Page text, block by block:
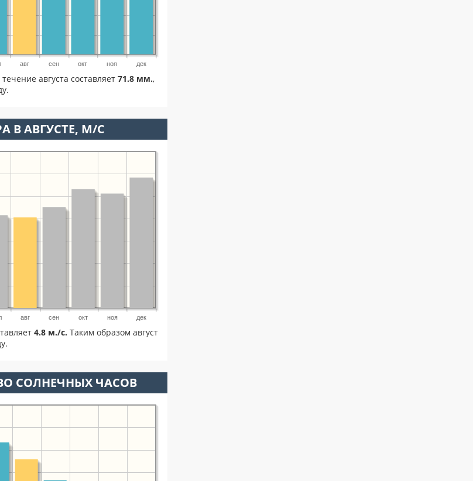
авг сен окт ноя дек
августа составляет 71.8 мм.,
В АВГУСТЕ, М/С
авг сен окт ноя дек
4.8 м./с. Таким образом август
СОЛНЕЧНЫХ ЧАСОВ